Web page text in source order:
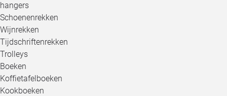
hangers
Schoenenrekken
Wijnrekken
Tijdschriftenrekken
Trolleys
Boeken
Koffietafelboeken
Kookboeken